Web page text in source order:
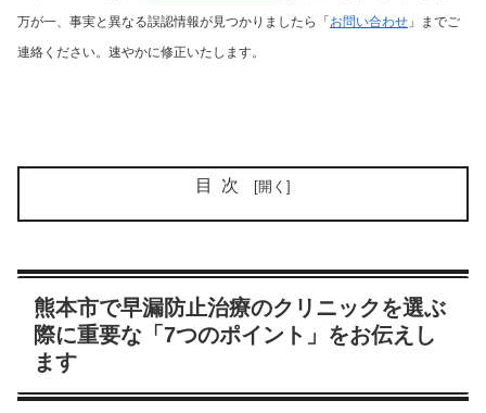
万が一、事実と異なる誤認情報が見つかりましたら「 お問い合わせ 」までご
連絡ください。速やかに修正いたします。
目次
熊本市で早漏防止治療のクリニックを選ぶ
際に重要な「7つのポイント」をお伝えし
ます